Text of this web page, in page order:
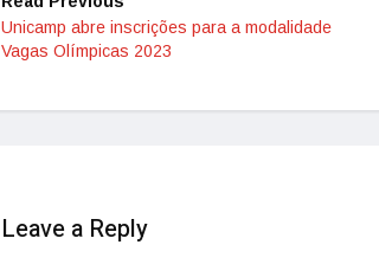
Unicamp abre inscrições para a modalidade
Vagas Olímpicas 2023
Leave a Reply